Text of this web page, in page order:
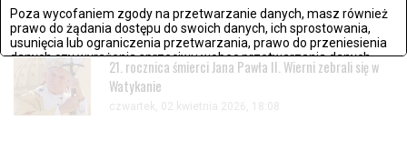
Poza wycofaniem zgody na przetwarzanie danych, masz również
prawo do żądania dostępu do swoich danych, ich sprostowania,
usunięcia lub ograniczenia przetwarzania, prawo do przeniesienia
danych czy wyrażenia sprzeciwu wobec przetwarzania danych.
Jeżeli nie chcesz wyrazić zgody na przetwarzanie plików cookies,
przejdź do ustawień zaawansowanych
OSTATNIO DODANE
21. rocznica śmierci Jana Pawła II. Wierni zebrali się w
Watykanie
czwartek, 02 kwietnia 2026, 18:08